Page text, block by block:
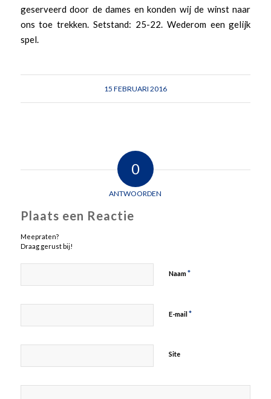
geserveerd door de dames en konden wij de winst naar
ons toe trekken. Setstand: 25-22. Wederom een gelijk
spel.
15 FEBRUARI 2016
0
ANTWOORDEN
Plaats een Reactie
Meepraten?
Draag gerust bij!
Naam*
E-mail*
Site